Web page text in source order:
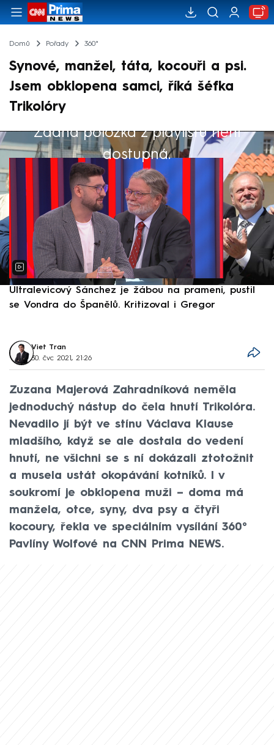
Domů Pořady 360°
Synové, manžel, táta, kocouři a psi.
Jsem obklopena samci, říká šéfka
Trikolóry
Žádná položka z playlistu není
dostupná.
Výběr redakce
Ultralevicový Sánchez je žábou na prameni, pustil
se Vondra do Španělů. Kritizoval i Gregor
Viet Tran
30. čvc 2021, 21:26
Zuzana Majerová Zahradníková neměla
jednoduchý nástup do čela hnutí Trikolóra.
Nevadilo jí být ve stínu Václava Klause
mladšího, když se ale dostala do vedení
hnutí, ne všichni se s ní dokázali ztotožnit
a musela ustát okopávání kotníků. I v
soukromí je obklopena muži – doma má
manžela, otce, syny, dva psy a čtyři
kocoury, řekla ve speciálním vysílání 360°
Pavlíny Wolfové na CNN Prima NEWS.